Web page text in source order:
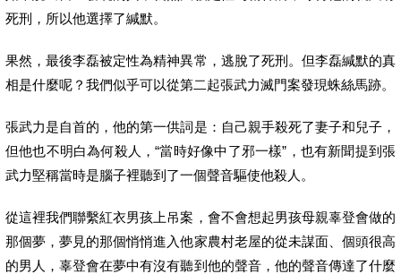
死刑，所以他選擇了緘默。
果然，最後李磊被定性為精神異常，逃脫了死刑。但李磊緘默的真
相是什麼呢？我們似乎可以從第二起張武力滅門案發現蛛絲馬跡。
張武力是自首的，他的第一供詞是：自己親手殺死了妻子和兒子，
但他也不明白為何殺人，“當時好像中了邪一樣”，也有新聞提到張
武力堅稱當時是腦子裡聽到了一個聲音驅使他殺人。
從這裡我們聯繫紅衣男孩上吊案，會不會想起男孩母親辜登會做的
那個夢，夢見的那個悄悄進入他家農村老屋的從未謀面、個頭很高
的男人，辜登會在夢中有沒有聽到他的聲音，他的聲音傳達了什麼